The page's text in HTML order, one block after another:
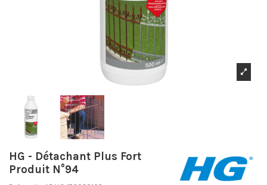
HG - Détachant Plus Fort
Produit N°94